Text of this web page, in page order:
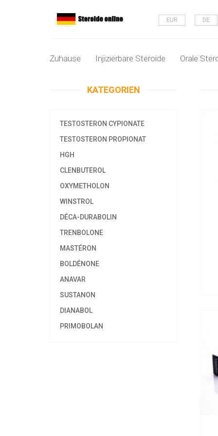
EUR DE
Zuhause Injizierbare Steroide Orale
KATEGORIEN
TESTOSTERON CYPIONATE
TESTOSTERON PROPIONAT
HGH
CLENBUTEROL
OXYMETHOLON
WINSTROL
DÉCA-DURABOLIN
TRENBOLONE
MASTÉRON
BOLDÉNONE
ANAVAR
SUSTANON
DIANABOL
PRIMOBOLAN